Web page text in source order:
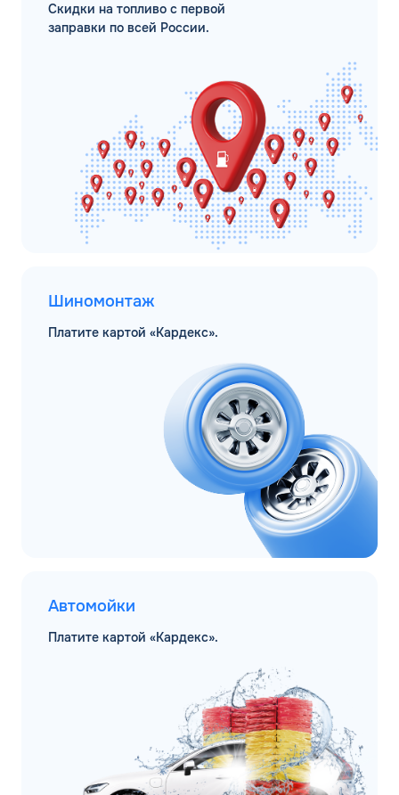
Скидки на топливо с первой
заправки по всей России.
Шиномонтаж
Платите картой «Кардекс».
Автомойки
Платите картой «Кардекс».